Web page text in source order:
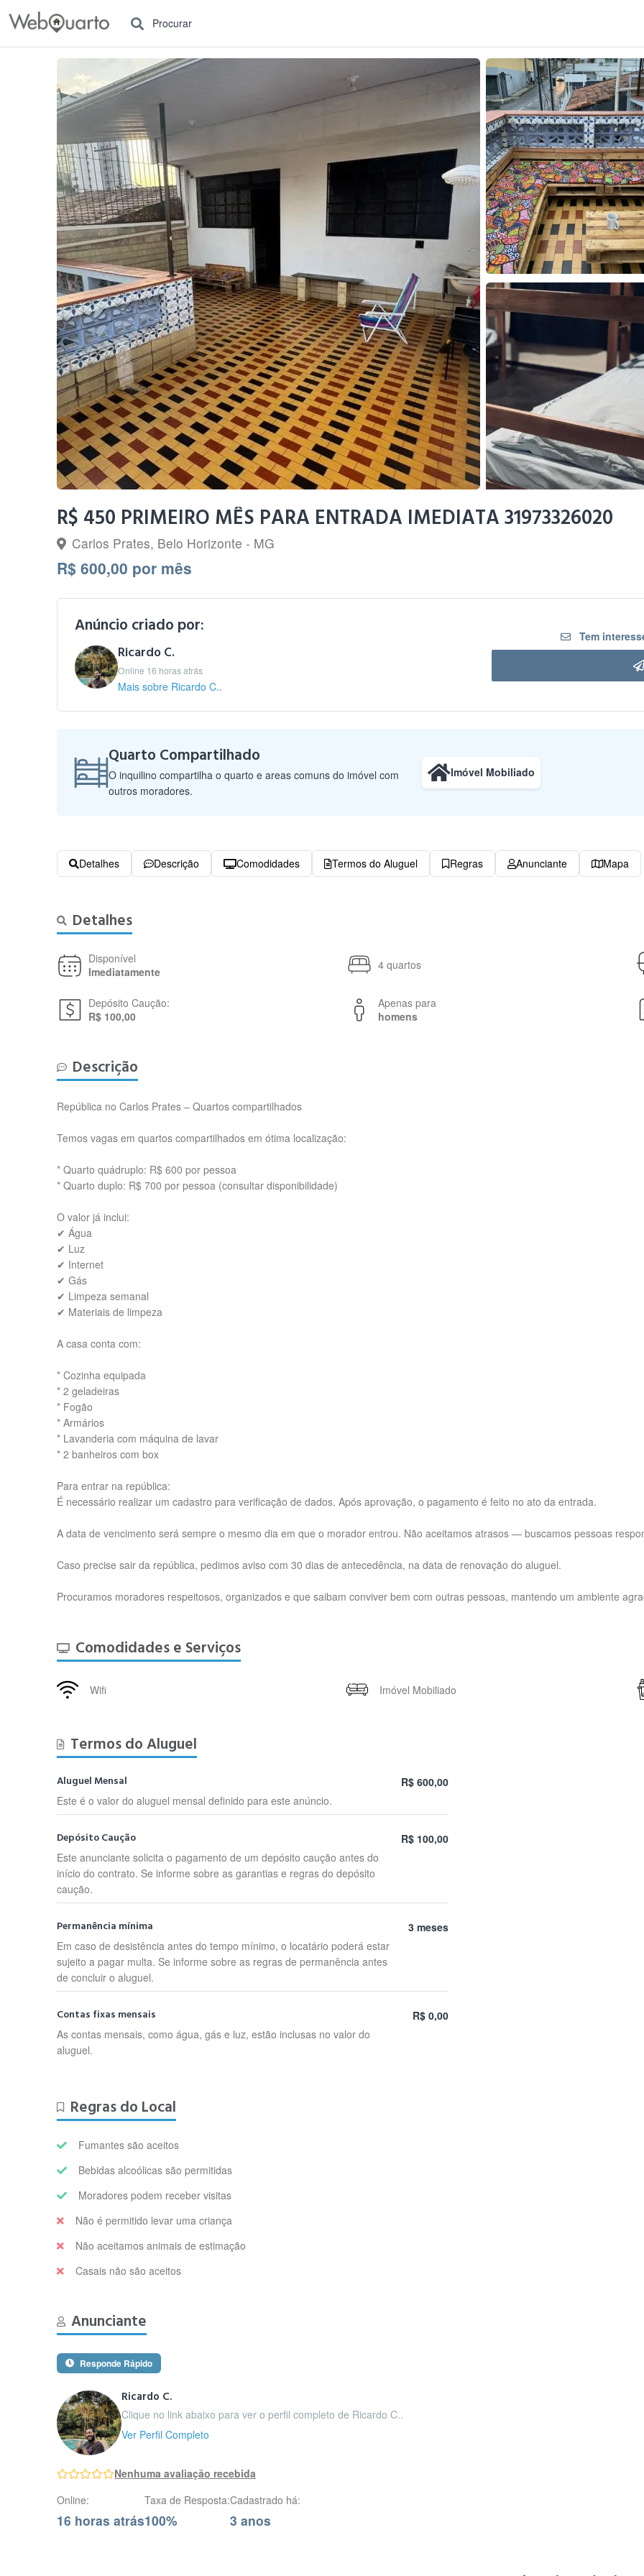
Procurar
R$ 450 PRIMEIRO MÊS PARA ENTRADA IMEDIATA 31973326020
Carlos Prates, Belo Horizonte - MG
R$ 600,00 por mês
Anúncio criado por:
Ricardo C.
Online 16 horas atrás
Mais sobre Ricardo C..
Tem
Quarto Compartilhado
O inquilino compartilha o quarto e areas comuns do imóvel com
outros moradores.
Imóvel Mobiliado
Detalhes Descrição Comodidades Termos do Aluguel Regras Anunciante Mapa
Detalhes
Disponível
Imediatamente
4 quartos
Depósito Caução:
R$ 100,00
Apenas para
homens
Descrição
República no Carlos Prates – Quartos compartilhados
Temos vagas em quartos compartilhados em ótima localização:
* Quarto quádruplo: R$ 600 por pessoa
* Quarto duplo: R$ 700 por pessoa (consultar disponibilidade)
O valor já inclui:
✔ Água
✔ Luz
✔ Internet
✔ Gás
✔ Limpeza semanal
✔ Materiais de limpeza
A casa conta com:
* Cozinha equipada
* 2 geladeiras
* Fogão
* Armários
* Lavanderia com máquina de lavar
* 2 banheiros com box
Para entrar na república:
É necessário realizar um cadastro para verificação de dados. Após aprovação, o pagamento é feito no ato da entrada.
A data de vencimento será sempre o mesmo dia em que o morador entrou. Não aceitamos atrasos — buscamos pessoas
Caso precise sair da república, pedimos aviso com 30 dias de antecedência, na data de renovação do aluguel.
Procuramos moradores respeitosos, organizados e que saibam conviver bem com outras pessoas, mantendo um ambiente
Comodidades e Serviços
Wifi Imóvel Mobiliado
Termos do Aluguel
Aluguel Mensal
Este é o valor do aluguel mensal definido para este anúncio.
R$ 600,00
Depósito Caução
Este anunciante solicita o pagamento de um depósito caução antes do
início do contrato. Se informe sobre as garantias e regras do depósito
caução.
R$ 100,00
Permanência mínima
Em caso de desistência antes do tempo mínimo, o locatário poderá estar
sujeito a pagar multa. Se informe sobre as regras de permanência antes
de concluir o aluguel.
3 meses
Contas fixas mensais
As contas mensais, como água, gás e luz, estão inclusas no valor do
aluguel.
R$ 0,00
Regras do Local
Fumantes são aceitos
Bebidas alcoólicas são permitidas
Moradores podem receber visitas
Não é permitido levar uma criança
Não aceitamos animais de estimação
Casais não são aceitos
Anunciante
Responde Rápido
Ricardo C.
Clique no link abaixo para ver o perfil completo de Ricardo C..
Ver Perfil Completo
Nenhuma avaliação recebida
Online:
16 horas atrás
Taxa de Resposta:
100%
Cadastrado há:
3 anos